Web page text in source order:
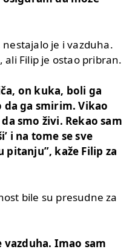
je i vazduha.
Filip je ostao pribran.
on kuka, boli ga
da ga smirim. Vikao
smo živi. Rekao sam
i na tome se sve
pitanju”, kaže Filip za
bile su presudne za
vazduha. Imao sam